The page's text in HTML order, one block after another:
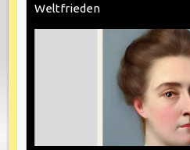
Weltfrieden